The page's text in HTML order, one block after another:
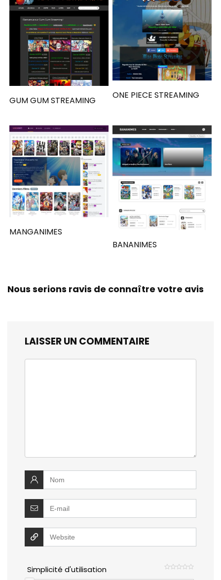
GUM GUM STREAMING
ONE PIECE STREAMING
MANGANIMES
BANANIMES
Nous serions ravis de connaître votre avis
LAISSER UN COMMENTAIRE
Simplicité d'utilisation